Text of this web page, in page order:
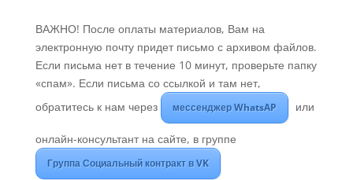
ВАЖНО! После оплаты материалов, Вам на
электронную почту придет письмо с архивом файлов.
Если письма нет в течение 10 минут, проверьте папку
«спам». Если письма со ссылкой и там нет,
обратитесь к нам через
мессенджер WhatsAP или
онлайн-консультант на сайте, в группе
Группа Социальный контракт в VK